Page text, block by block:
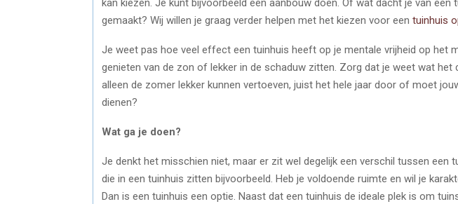
gemaakt? Wij willen je graag verder helpen met het kiezen voor een tuinhuis
Je weet pas hoe veel effect een tuinhuis heeft op je mentale vrijheid op het
genieten van de zon of lekker in de schaduw zitten. Zorg dat je weet wat het
alleen de zomer lekker kunnen vertoeven, juist het hele jaar door of moet
dienen?
Wat ga je doen?
Je denkt het misschien niet, maar er zit wel degelijk een verschil tussen een
die in een tuinhuis zitten bijvoorbeeld. Heb je voldoende ruimte en wil je
Dan is een tuinhuis een optie. Naast dat een tuinhuis de ideale plek is om